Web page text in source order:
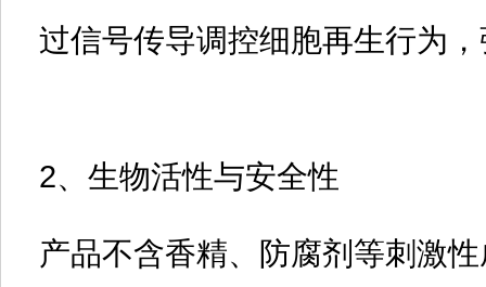
过信号传导调控细胞再生行为
2、 生物活性与安全性‌
产品不含香精、防腐剂等刺激